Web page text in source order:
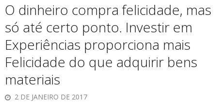
O dinheiro compra felicidade, mas
só até certo ponto. Investir em
Experiências proporciona mais
Felicidade do que adquirir bens
materiais
2 DE JANEIRO DE 2017